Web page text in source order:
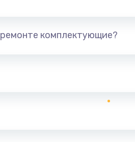
ремонте комплектующие?